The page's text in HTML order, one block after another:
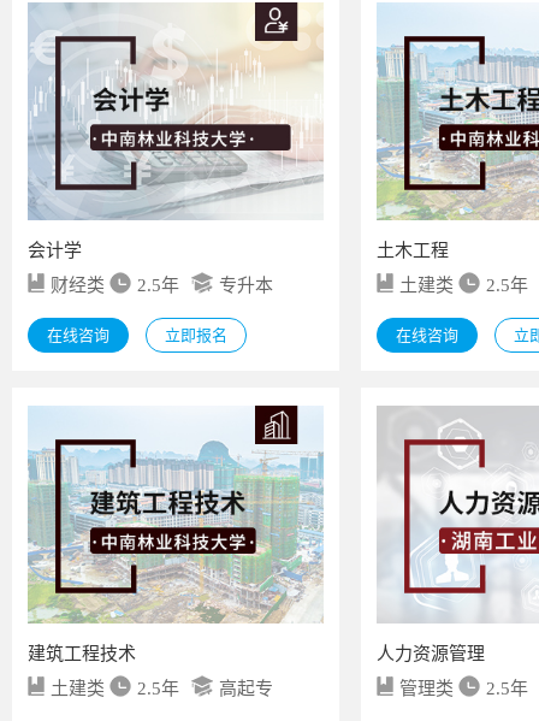
会计学
财经类
2.5年 专升本
在线咨询 立即报名
土木工程
土建类
2.5年
在线咨询 立
建筑工程技术
土建类
2.5年 高起专
人力资源管理
管理类
2.5年